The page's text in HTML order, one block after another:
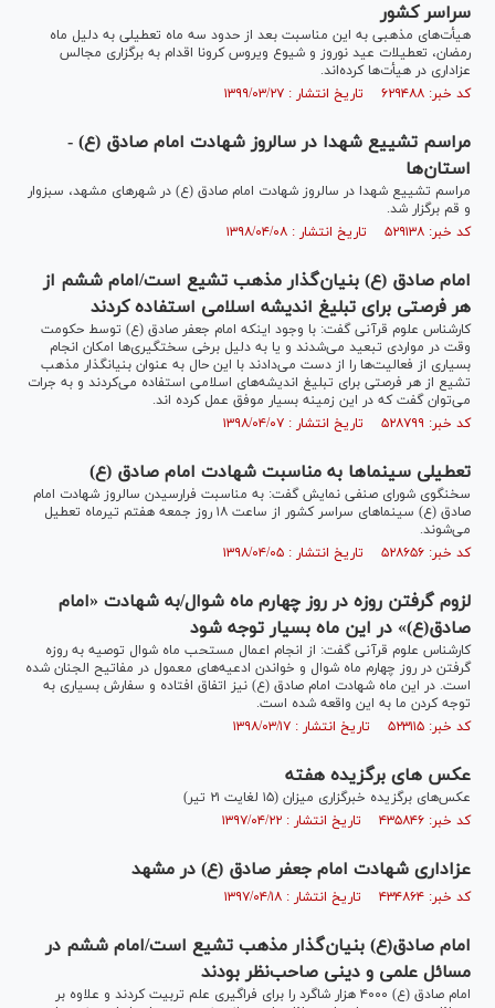
سراسر کشور
هیأت‌های مذهبی به این مناسبت بعد از حدود سه ماه تعطیلی به دلیل ماه
رمضان، تعطیلات عید نوروز و شیوع ویروس کرونا اقدام به برگزاری مجالس
عزاداری در هیأت‌ها کرده‌اند.
کد خبر: ۶۲۹۴۸۸ تاریخ انتشار : ۱۳۹۹/۰۳/۲۷
مراسم تشییع شهدا در سالروز شهادت امام صادق (ع) -
استان‌ها
مراسم تشییع شهدا در سالروز شهادت امام صادق (ع) در شهر‌های مشهد، سبزوار
و قم برگزار شد.
کد خبر: ۵۲۹۱۳۸ تاریخ انتشار : ۱۳۹۸/۰۴/۰۸
امام صادق (ع) بنیان‌گذار مذهب تشیع است/امام ششم از
هر فرصتی برای تبلیغ اندیشه اسلامی استفاده کردند
کارشناس علوم قرآنی گفت: با وجود اینکه امام جعفر صادق (ع) توسط حکومت
وقت در مواردی تبعید می‌شدند و یا به دلیل برخی سختگیری‌ها امکان انجام
بسیاری از فعالیت‌ها را از دست می‌دادند با این حال به عنوان بنیانگذار مذهب
تشیع از هر فرصتی برای تبلیغ اندیشه‌های اسلامی استفاده می‌کردند و به جرات
می‌توان گفت که در این زمینه بسیار موفق عمل کرده اند.
کد خبر: ۵۲۸۷۹۹ تاریخ انتشار : ۱۳۹۸/۰۴/۰۷
تعطیلی سینما‌ها به مناسبت شهادت امام صادق (ع)
سخنگوی شورای صنفی نمایش گفت: به مناسبت فرارسیدن سالروز شهادت امام
صادق (ع) سینماهای سراسر کشور از ساعت ۱۸ روز جمعه هفتم تیرماه تعطیل
می‌شوند.
کد خبر: ۵۲۸۶۵۶ تاریخ انتشار : ۱۳۹۸/۰۴/۰۵
لزوم گرفتن روزه در روز چهارم ماه شوال/به شهادت «امام
صادق(ع)» در این ماه بسیار توجه شود
کارشناس علوم قرآنی گفت: از انجام اعمال مستحب ماه شوال توصیه به روزه
گرفتن در روز چهارم ماه شوال و خواندن ادعیه‌های معمول در مفاتیح الجنان شده
است. در این ماه شهادت امام صادق (ع) نیز اتفاق افتاده و سفارش بسیاری به
توجه کردن ما به این واقعه شده است.
کد خبر: ۵۲۳۱۱۵ تاریخ انتشار : ۱۳۹۸/۰۳/۱۷
عکس های برگزیده هفته
عکس‌های برگزیده خبرگزاری میزان (۱۵ لغایت ۲۱ تیر)
کد خبر: ۴۳۵۸۴۶ تاریخ انتشار : ۱۳۹۷/۰۴/۲۲
عزاداری شهادت امام جعفر صادق (ع) در مشهد
کد خبر: ۴۳۴۸۶۴ تاریخ انتشار : ۱۳۹۷/۰۴/۱۸
امام صادق(ع) بنیان‌گذار مذهب تشیع است/امام ششم در
مسائل علمی و دینی صاحب‌نظر بودند
امام صادق (ع) ۴۰۰۰ هزار شاگرد را برای فراگیری علم تربیت کردند و علاوه بر